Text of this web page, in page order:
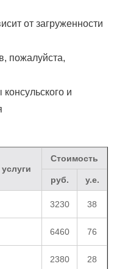
от загруженности
пожалуйста,
и
Стоимость
руб. у.е.
3230 38
6460 76
2380 28